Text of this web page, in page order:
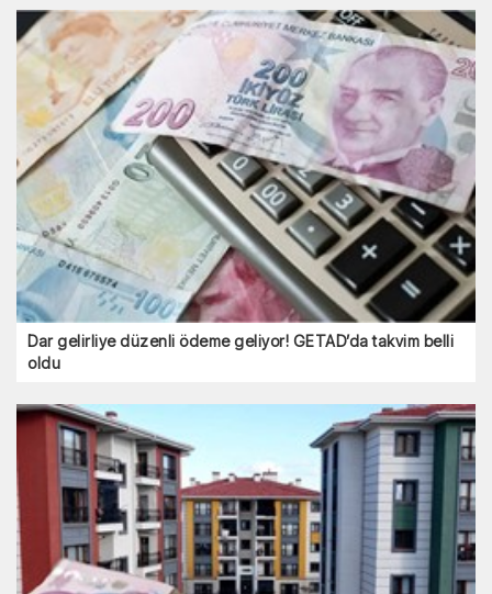
Dar gelirliye düzenli ödeme geliyor! GETAD’da takvim belli
oldu